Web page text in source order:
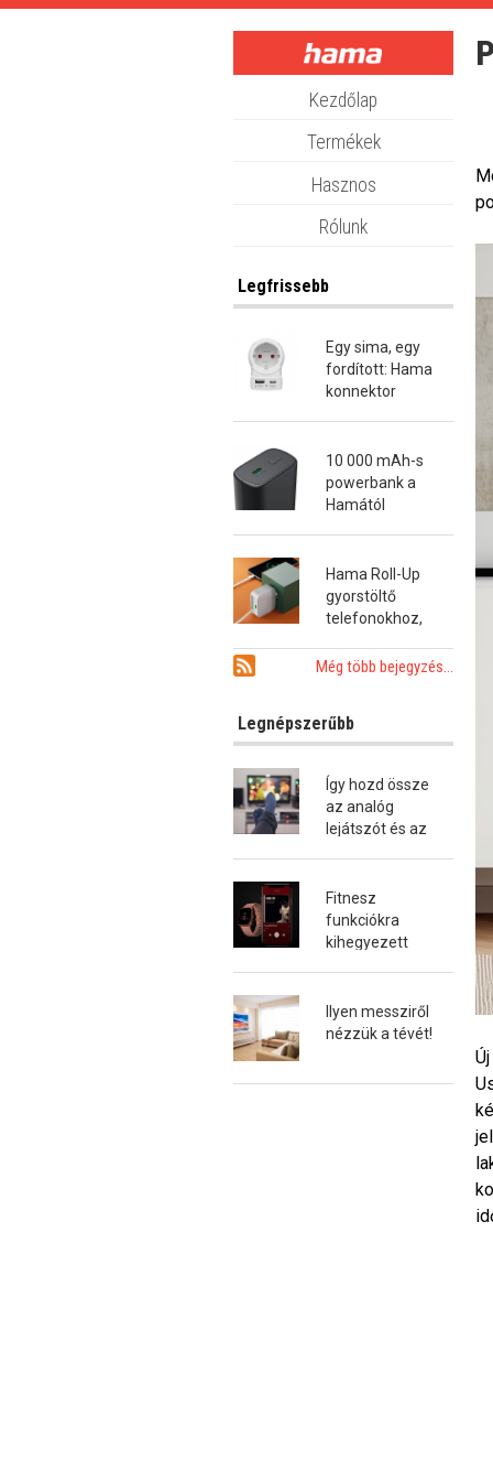
Skip
Kezdőlap
Termékek
Hasznos
Rólunk
Legfrissebb
Egy sima, egy
fordított: Hama
konnektor
10 000 mAh-s
powerbank a
Hamától
Hama Roll-Up
gyorstöltő
telefonokhoz,
notebookokhoz
Még több bejegyzés...
Legnépszerűbb
Így hozd össze
az analóg
lejátszót és az
Fitnesz
funkciókra
kihegyezett
Ilyen messziről
nézzük a tévét!